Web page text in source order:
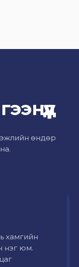
өндөр
хамгийн
нэг юм.